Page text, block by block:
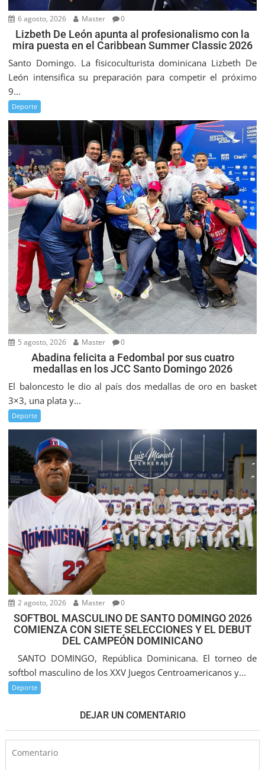
6 agosto, 2026 Master 0
Lizbeth De León apunta al profesionalismo con la
mira puesta en el Caribbean Summer Classic 2026
Santo Domingo. La fisicoculturista dominicana Lizbeth De
León intensifica su preparación para competir el próximo
9...
Deporte
5 agosto, 2026 Master 0
Abadina felicita a Fedombal por sus cuatro
medallas en los JCC Santo Domingo 2026
El baloncesto le dio al país dos medallas de oro en basket
3×3, una plata y...
Deporte
2 agosto, 2026 Master 0
SOFTBOL MASCULINO DE SANTO DOMINGO 2026
COMIENZA CON SIETE SELECCIONES Y EL DEBUT
DEL CAMPEÓN DOMINICANO
SANTO DOMINGO, República Dominicana. El torneo de
softbol masculino de los XXV Juegos Centroamericanos y...
Deporte
DEJAR UN COMENTARIO